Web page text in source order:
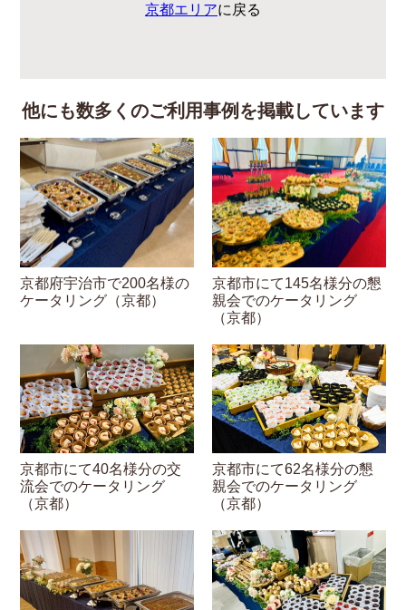
京都エリアに戻る
他にも数多くのご利用事例を掲載しています
京都府宇治市で200名様の
ケータリング（京都）
京都市にて145名様分の懇
親会でのケータリング
（京都）
京都市にて40名様分の交
流会でのケータリング
（京都）
京都市にて62名様分の懇
親会でのケータリング
（京都）